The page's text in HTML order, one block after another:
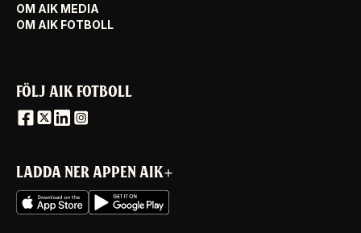
OM AIK MEDIA
OM AIK FOTBOLL
FÖLJ AIK FOTBOLL
LADDA NER APPEN AIK+